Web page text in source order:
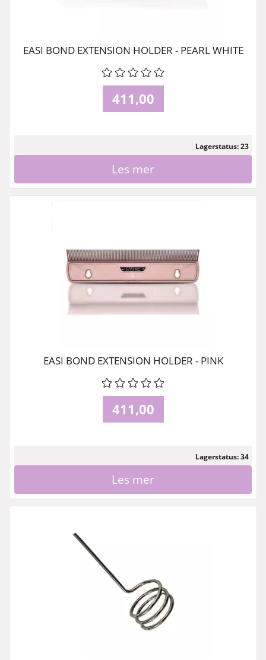
EASI BOND EXTENSION HOLDER - PEARL WHITE
411,00
Lagerstatus: 23
Les mer
EASI BOND EXTENSION HOLDER - PINK
411,00
Lagerstatus: 34
Les mer